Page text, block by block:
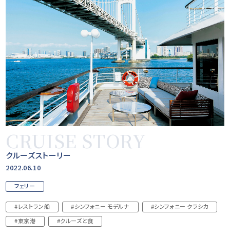
CRUISE STORY
クルーズストーリー
2022.06.10
フェリー
#レストラン船 #シンフォニー モデルナ
#シンフォニー クラシカ
#東京港
#クルーズと食